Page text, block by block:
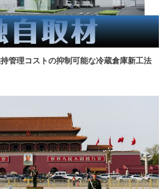
管理コストの抑制可能な冷蔵倉庫新工法